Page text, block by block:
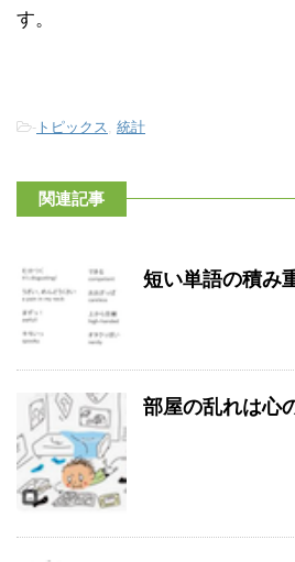
す。
- トピックス 統計
関連記事
短い単語の積み
部屋の乱れは心